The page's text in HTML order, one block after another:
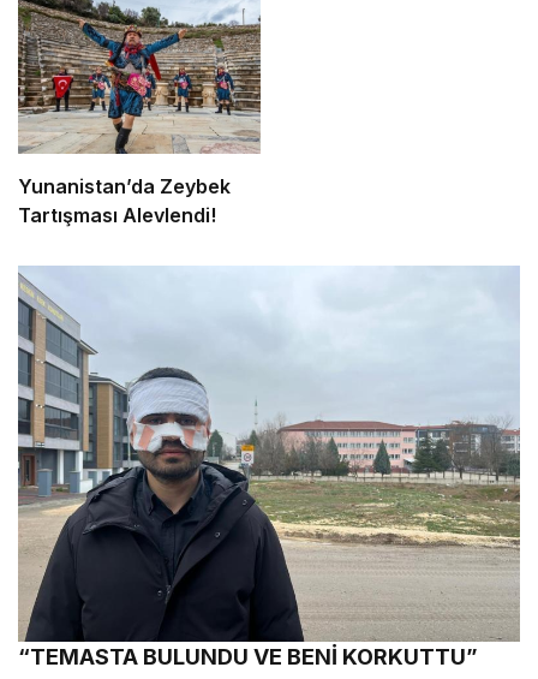
Yunanistan’da Zeybek
Tartışması Alevlendi!
“TEMASTA BULUNDU VE BENİ KORKUTTU”